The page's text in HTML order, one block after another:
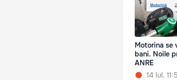
Motorina se
bani. Noile
ANRE
14 Iul.